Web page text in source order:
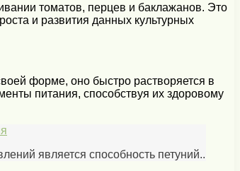
томатов, перцев и баклажанов. Это
и развития данных культурных
форме, оно быстро растворяется в
питания, способствуя их здоровому
является способность петуний..